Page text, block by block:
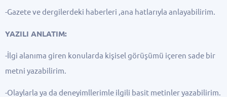
-Gazete ve dergilerdeki haberleri ,ana hatlarıyla anlayabilirim.
YAZILI ANLATIM:
-İlgi alanıma giren konularda kişisel görüşümü içeren sade bir
metni yazabilirim.
-Olaylarla ya da deneyimllerimle ilgili basit metinler yazabilirim.